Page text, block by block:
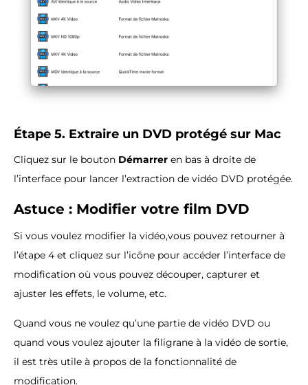
Étape 5. Extraire un DVD protégé sur Mac
Cliquez sur le bouton Démarrer en bas à droite de
l’interface pour lancer l’extraction de vidéo DVD protégée.
Astuce : Modifier votre film DVD
Si vous voulez modifier la vidéo,vous pouvez retourner à
l’étape 4 et cliquez sur l’icône pour accéder l’interface de
modification où vous pouvez découper, capturer et
ajuster les effets, le volume, etc.
Quand vous ne voulez qu’une partie de vidéo DVD ou
quand vous voulez ajouter la filigrane à la vidéo de sortie,
il est très utile à propos de la fonctionnalité de
modification.